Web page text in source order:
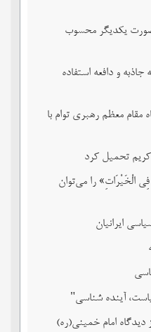
یکدیگر محسوب
و دافعه استفاده
مقام معظم رهبری توام با
تحمیل کرد
الْخَیْرَاتِ» را می‌توان
ایرانیان
آینده شناسی"
امام خمینی(ره)